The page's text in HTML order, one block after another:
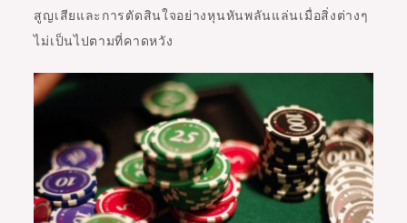
สูญเสียและการตัดสินใจอย่างหุนหันพลันแล่นเมื่อสิ่งต่างๆ
ไม่เป็นไปตามที่คาดหวัง